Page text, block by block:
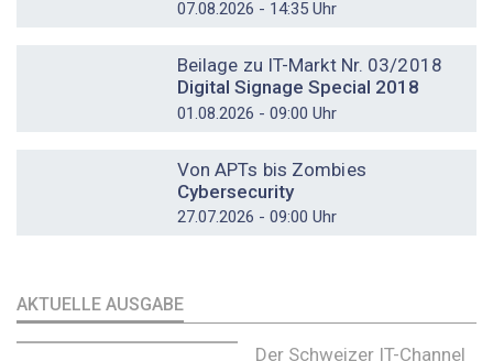
07.08.2026 - 14:35 Uhr
Beilage zu IT-Markt Nr. 03/2018
Digital Signage Special 2018
01.08.2026 - 09:00 Uhr
Von APTs bis Zombies
Cybersecurity
27.07.2026 - 09:00 Uhr
AKTUELLE AUSGABE
Der Schweizer IT-Channel